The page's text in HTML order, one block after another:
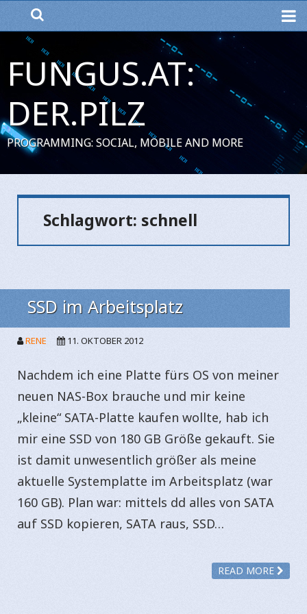
FUNGUS.AT:
DER.PILZ
PROGRAMMING: SOCIAL, MOBILE AND MORE
Schlagwort: schnell
SSD im Arbeitsplatz
RENE 11. OKTOBER 2012
Nachdem ich eine Platte fürs OS von meiner
neuen NAS-Box brauche und mir keine
„kleine“ SATA-Platte kaufen wollte, hab ich
mir eine SSD von 180 GB Größe gekauft. Sie
ist damit unwesentlich größer als meine
aktuelle Systemplatte im Arbeitsplatz (war
160 GB). Plan war: mittels dd alles von SATA
auf SSD kopieren, SATA raus, SSD…
READ MORE